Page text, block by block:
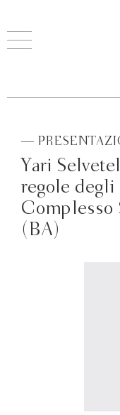
—
Yari
regole degli
Complesso
(BA)